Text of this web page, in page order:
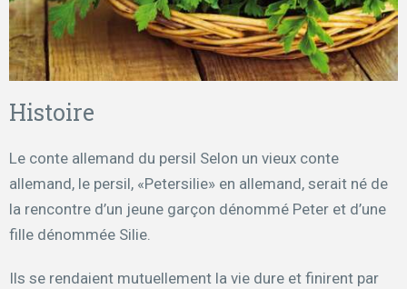
Histoire
Le conte allemand du persil Selon un vieux conte
allemand, le persil, «Petersilie» en allemand, serait né de
la rencontre d’un jeune garçon dénommé Peter et d’une
fille dénommée Silie.
Ils se rendaient mutuellement la vie dure et finirent par